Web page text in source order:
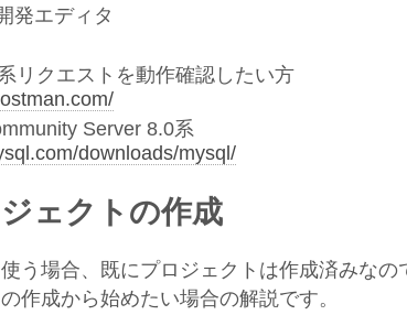
発エディタ
リクエストを動作確認したい方
Server 8.0系
downloads/mysql/
ェクトの作成
う場合、既にプロジェクトは作成済みなの
作成から始めたい場合の解説です。